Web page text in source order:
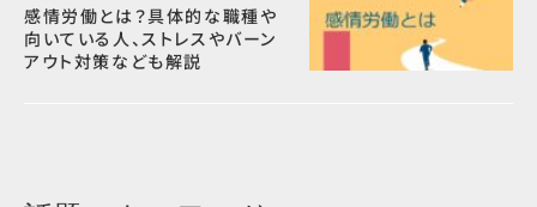
感情労働とは？具体的な職種や
向いている人、ストレスやバーン
アウト対策なども解説